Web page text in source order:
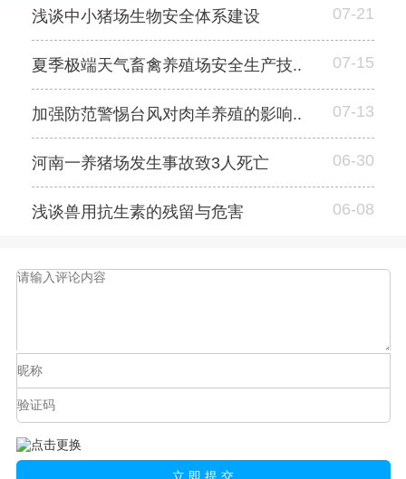
浅谈中小猪场生物安全体系建设 07-21
夏季极端天气畜禽养殖场安全生产技.. 07-15
加强防范警惕台风对肉羊养殖的影响.. 07-13
河南一养猪场发生事故致3人死亡 06-30
浅谈兽用抗生素的残留与危害 06-08